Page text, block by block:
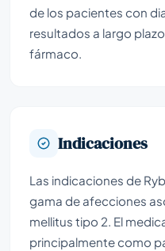
de los pacientes con
resultados a largo
fármaco.
Indicaciones
Las indicaciones de
gama de afecciones
mellitus tipo 2. El
principalmente como